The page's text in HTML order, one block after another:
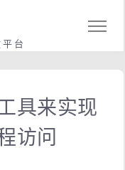
台
具来实现
访问